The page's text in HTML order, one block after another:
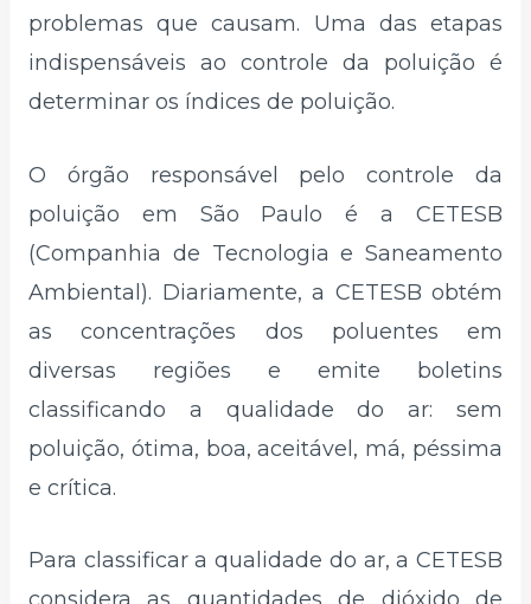
problemas que causam. Uma das etapas
indispensáveis ao controle da poluição é
determinar os índices de poluição.
O órgão responsável pelo controle da
poluição em São Paulo é a CETESB
(Companhia de Tecnologia e Saneamento
Ambiental). Diariamente, a CETESB obtém
as concentrações dos poluentes em
diversas regiões e emite boletins
classificando a qualidade do ar: sem
poluição, ótima, boa, aceitável, má, péssima
e crítica.
Para classificar a qualidade do ar, a CETESB